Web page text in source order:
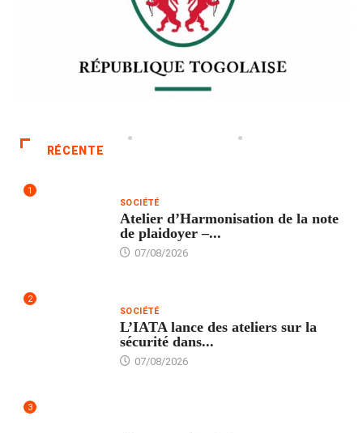
RÉCENTE
1
SOCIÉTÉ
Atelier d’Harmonisation de la note
de plaidoyer –...
07/08/2026
2
SOCIÉTÉ
L’IATA lance des ateliers sur la
sécurité dans...
07/08/2026
3